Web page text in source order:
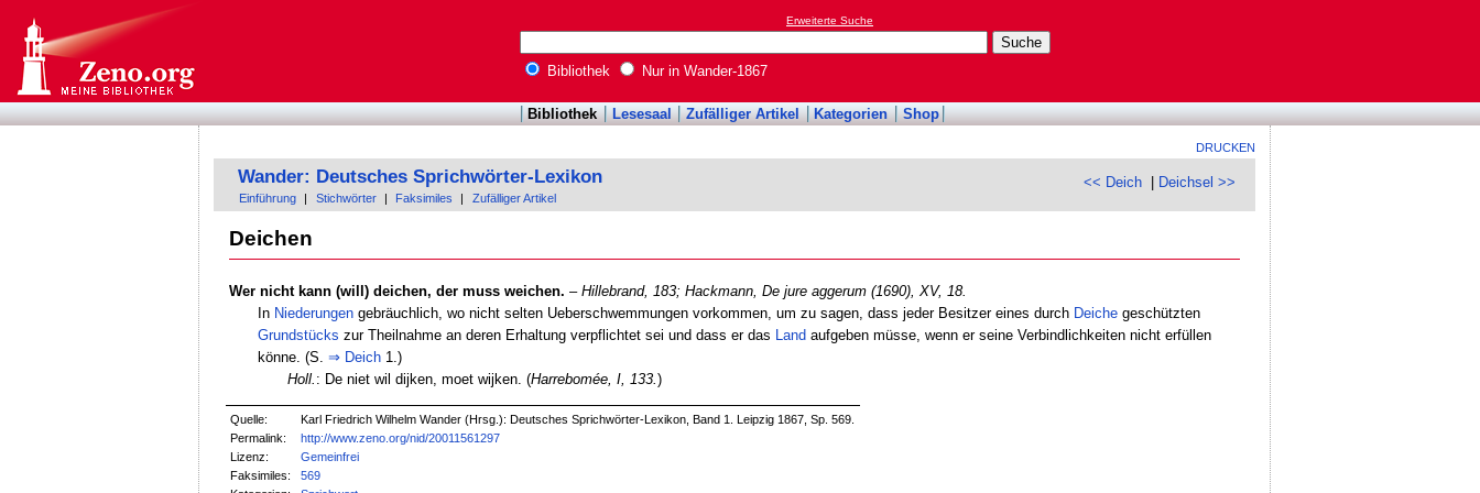
Erweiterte Suche
Bibliothek Nur in Wander-1867
Bibliothek Lesesaal Zufälliger Artikel Kategorien Shop
DRUCKEN
<< Deich Deichsel >>
Wander: Deutsches Sprichwörter-Lexikon
Einführung Stichwörter Faksimiles Zufälliger Artikel
Deichen
Wer nicht kann (will) deichen, der muss weichen. – Hillebrand, 183; Hackmann, De jure aggerum (1690), XV, 18.
In Niederungen gebräuchlich, wo nicht selten Ueberschwemmungen vorkommen, um zu sagen, dass jeder Besitzer eines durch Deiche geschützten
Grundstücks zur Theilnahme an deren Erhaltung verpflichtet sei und dass er das Land aufgeben müsse, wenn er seine Verbindlichkeiten nicht erfüllen
könne. (S.⇒ Deich 1.)
Holl. : De niet wil dijken, moet wijken. (Harrebomée, I, 133. )
Quelle:
Karl Friedrich Wilhelm Wander (Hrsg.): Deutsches Sprichwörter-Lexikon, Band 1. Leipzig 1867, Sp. 569.
Permalink:
http://www.zeno.org/nid/20011561297
Lizenz:
Gemeinfrei
Faksimiles:
569